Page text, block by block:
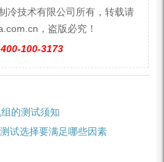
冷技术有限公司所有，转载请
，盗版必究！
400-100-3173
的测试须知
试选择要满足哪些因素